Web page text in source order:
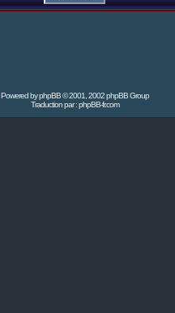
Powered byphpBB© 2001, 2002 phpBB Group
Traduction par :phpBB-fr.com